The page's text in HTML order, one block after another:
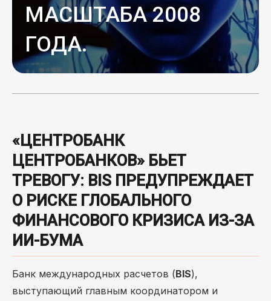
МАСШТАБА 2008
ГОДА.
«ЦЕНТРОБАНК
ЦЕНТРОБАНКОВ» БЬЕТ
ТРЕВОГУ: BIS ПРЕДУПРЕЖДАЕТ
О РИСКЕ ГЛОБАЛЬНОГО
ФИНАНСОВОГО КРИЗИСА ИЗ-ЗА
ИИ-БУМА
Банк международных расчетов (BIS),
выступающий главным координатором и